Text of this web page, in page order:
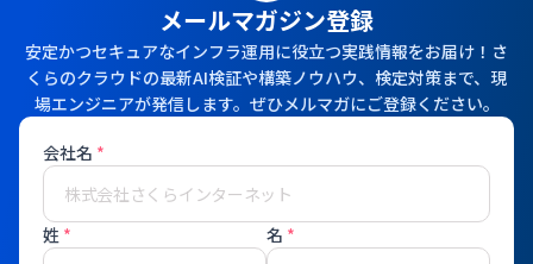
メールマガジン登録
安定かつセキュアなインフラ運用に役立つ実践情報をお届け！さ
くらのクラウドの最新AI検証や構築ノウハウ、検定対策まで、現
場エンジニアが発信します。ぜひメルマガにご登録ください。
会社名 *
姓 * 名 *